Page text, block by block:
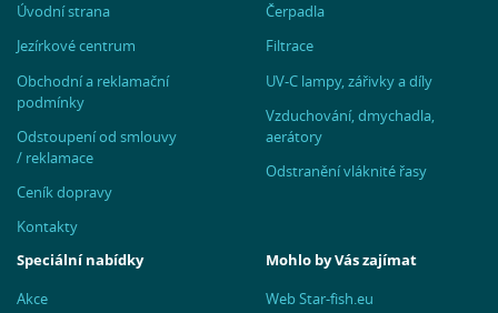
Úvodní strana
Jezírkové centrum
Obchodní a reklamační
podmínky
Odstoupení od smlouvy
/ reklamace
Ceník dopravy
Kontakty
Čerpadla
Filtrace
UV-C lampy, zářivky a díly
Vzduchování, dmychadla,
aerátory
Odstranění vláknité řasy
Speciální nabídky
Akce
Mohlo by Vás zajímat
Web Star-fish.eu